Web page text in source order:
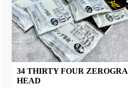
34 THIRTY FOUR ZEROGRA
HEAD